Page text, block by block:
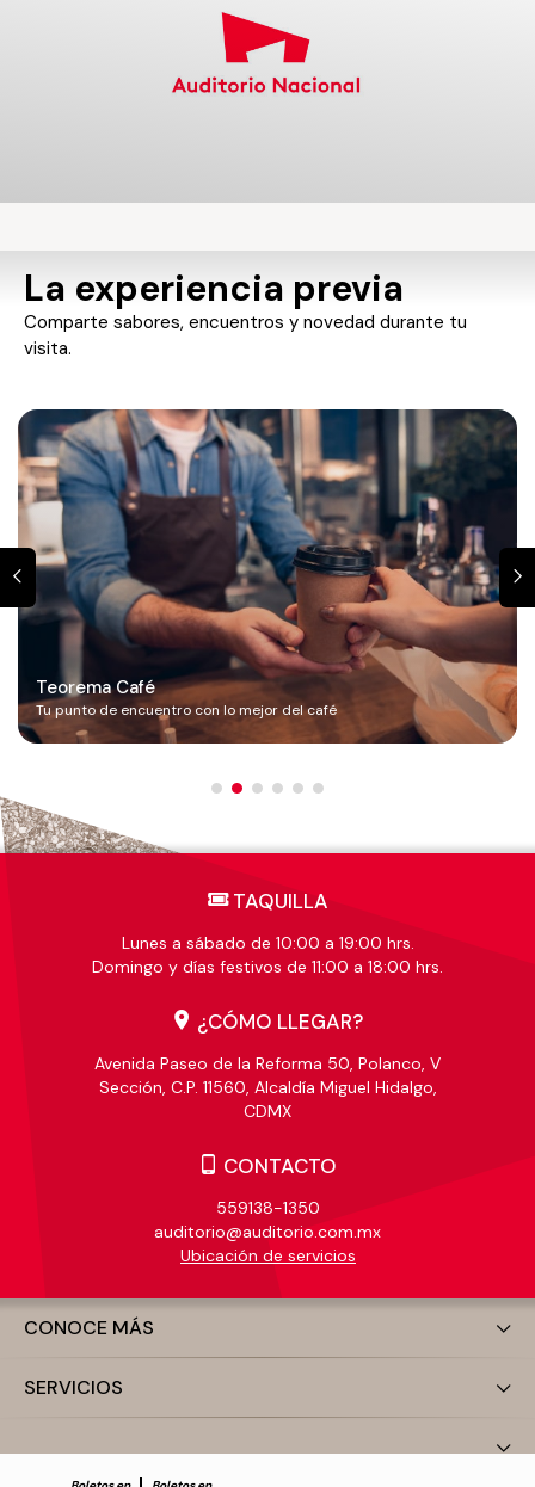
La experiencia previa
Comparte sabores, encuentros y novedad durante tu
visita.
Teorema Café
Tu punto de encuentro con lo mejor del café
TAQUILLA
Lunes a sábado de 10:00 a 19:00 hrs.
Domingo y días festivos de 11:00 a 18:00 hrs.
¿CÓMO LLEGAR?
Avenida Paseo de la Reforma 50, Polanco, V
Sección, C.P. 11560, Alcaldía Miguel Hidalgo,
CDMX
CONTACTO
559138-1350
auditorio@auditorio.com.mx
Ubicación de servicios
CONOCE MÁS
SERVICIOS